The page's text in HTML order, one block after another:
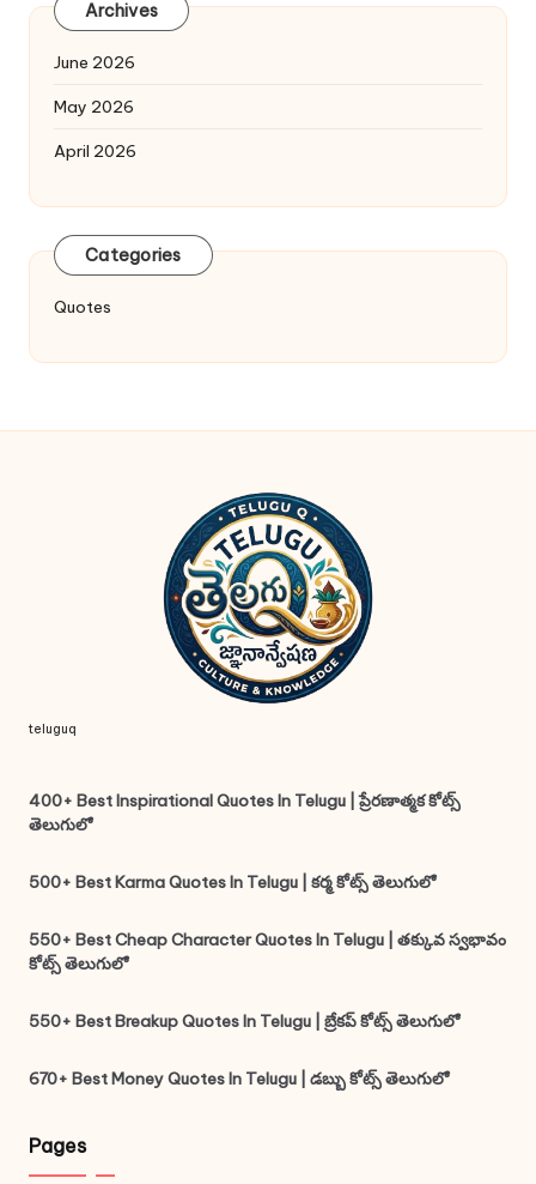
Archives
June 2026
May 2026
April 2026
Categories
Quotes
teluguq
400+ Best Inspirational Quotes In Telugu | ప్రేరణాత్మక కోట్స్
తెలుగులో
500+ Best Karma Quotes In Telugu | కర్మ కోట్స్ తెలుగులో
550+ Best Cheap Character Quotes In Telugu | తక్కువ స్వభావం
కోట్స్ తెలుగులో
550+ Best Breakup Quotes In Telugu | బ్రేకప్ కోట్స్ తెలుగులో
670+ Best Money Quotes In Telugu | డబ్బు కోట్స్ తెలుగులో
Pages